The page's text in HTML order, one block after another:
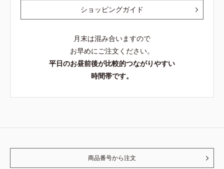
ショッピングガイド
月末は混み合いますので
お早めにご注文ください。
平日のお昼前後が比較的つながりやすい
時間帯です。
商品番号から注文